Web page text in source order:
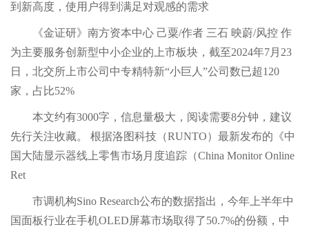
到新高度，使用户得到满足对观感的需求
《金证研》南方资本中心 己粟/作者 三石 映蔚/风控 作
为主要服务创新型中小企业的上市板块，截至2024年7月23
日，北交所上市公司中专精特新“小巨人”公司数已超120
家，占比52%
本文约有3000字，信息量极大，阅读需要8分钟，建议
先行关注收藏。 根据洛图科技（RUNTO）最新发布的《中
国大陆显示器线上零售市场月度追踪（China Monitor Online
Ret
市调机构Sino Research公布的数据指出，今年上半年中
国面板行业在手机OLED屏幕市场取得了50.7%的份额，中